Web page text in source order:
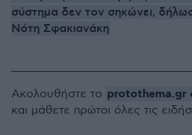
σύστημα δεν τον σηκώνει,
Νότη Σφακιανάκη
Ακολουθήστε το protothema.gr
και μάθετε πρώτοι όλες τις